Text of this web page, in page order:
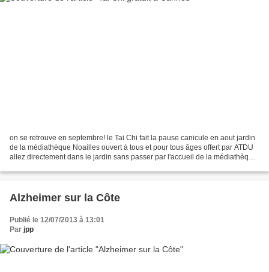
on se retrouve en septembre! le Tai Chi fait la pause canicule en aout jardin
de la médiathèque Noailles ouvert à tous et pour tous âges offert par ATDU
allez directement dans le jardin sans passer par l'accueil de la médiathèque
Alzheimer sur la Côte
Publié le 12/07/2013 à 13:01
Par jpp